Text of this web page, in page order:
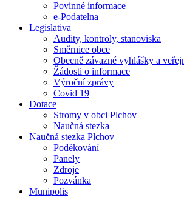
Povinné informace
e-Podatelna
Legislativa
Audity, kontroly, stanoviska
Směrnice obce
Obecně závazné vyhlášky a
Žádosti o informace
Výroční zprávy
Covid 19
Dotace
Stromy v obci Plchov
Naučná stezka
Naučná stezka Plchov
Poděkování
Panely
Zdroje
Pozvánka
Munipolis